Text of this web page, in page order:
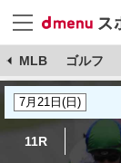
MLB ゴルフ
11R